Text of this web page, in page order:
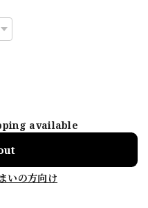
available
いの方向け